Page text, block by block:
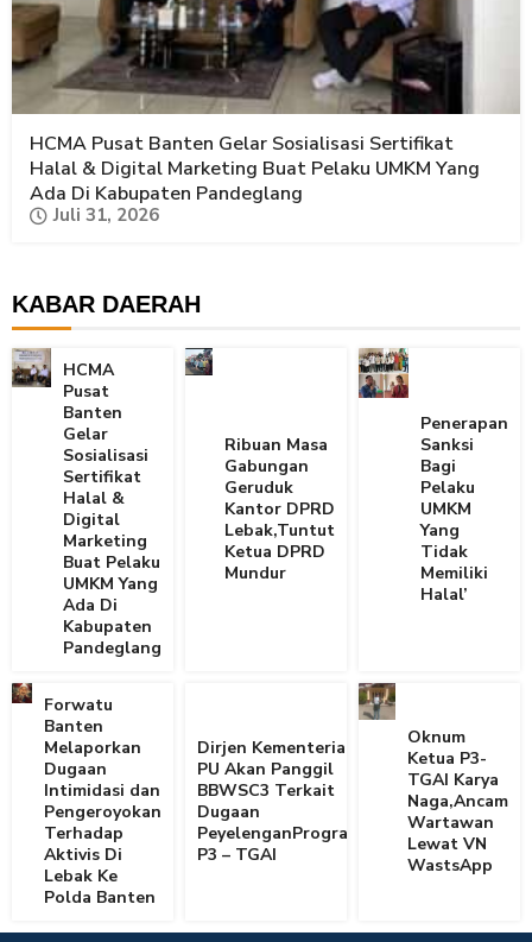
HCMA Pusat Banten Gelar Sosialisasi Sertifikat
Halal & Digital Marketing Buat Pelaku UMKM Yang
Ada Di Kabupaten Pandeglang
Juli 31, 2026
KABAR DAERAH
HCMA
Pusat
Banten
Gelar
Sosialisasi
Sertifikat
Halal &
Digital
Marketing
Buat Pelaku
UMKM Yang
Ada Di
Kabupaten
Pandeglang
Ribuan Masa
Gabungan
Geruduk
Kantor DPRD
Lebak,Tuntut
Ketua DPRD
Mundur
Penerapan
Sanksi
Bagi
Pelaku
UMKM
Yang
Tidak
Memiliki
Halal’
Forwatu
Banten
Melaporkan
Dugaan
Intimidasi dan
Pengeroyokan
Terhadap
Aktivis Di
Lebak Ke
Polda Banten
Dirjen Kementerian
PU Akan Panggil
BBWSC3 Terkait
Dugaan
PeyelenganProgram
P3 – TGAI
Oknum
Ketua P3-
TGAI Karya
Naga,Ancam
Wartawan
Lewat VN
WastsApp